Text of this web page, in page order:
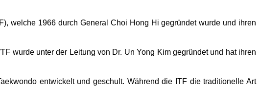
welche 1966 durch General Choi Hong Hi gegründet wurde und ihren
wurde unter der Leitung von Dr. Un Yong Kim gegründet und hat ihren
entwickelt und geschult. Während die ITF die traditionelle Art